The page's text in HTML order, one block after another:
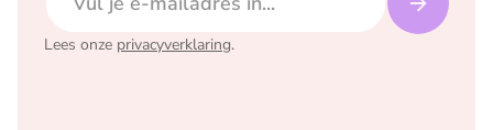
Lees onze privacyverklaring.